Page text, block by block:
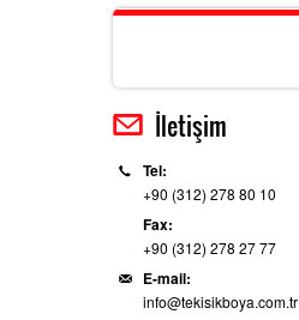
İletişim
Tel:
+90 (312) 278 80 10
Fax:
+90 (312) 278 27 77
E-mail:
info@tekisikboya.com.tr